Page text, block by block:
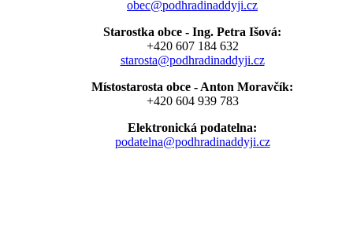
obec@podhradinaddyji.cz
Starostka obce - Ing. Petra Išová:
+420 607 184 632
starosta@podhradinaddyji.cz
Místostarosta obce - Anton Moravčík:
+420 604 939 783
Elektronická podatelna:
podatelna@podhradinaddyji.cz